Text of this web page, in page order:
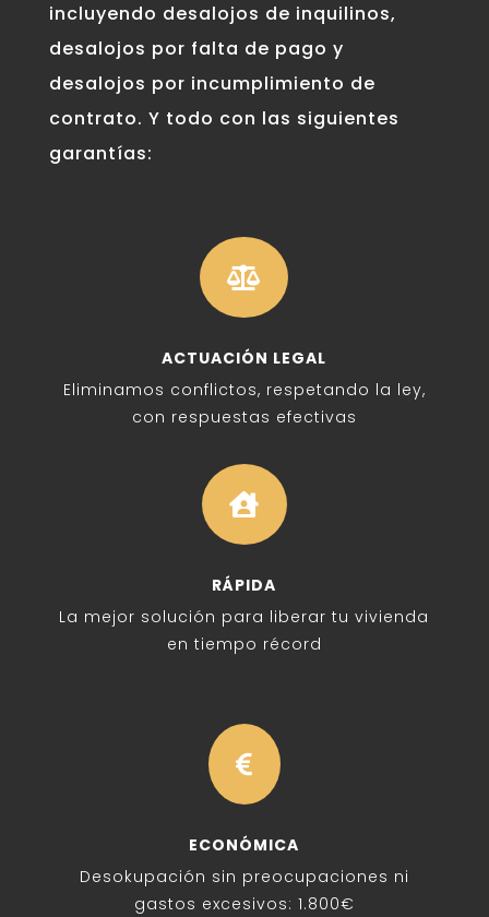
incluyendo desalojos de inquilinos,
desalojos por falta de pago y
desalojos por incumplimiento de
contrato. Y todo con las siguientes
garantías:

ACTUACIÓN LEGAL
Eliminamos conflictos, respetando la ley,
con respuestas efectivas

RÁPIDA
La mejor solución para liberar tu vivienda
en tiempo récord

ECONÓMICA
Desokupación sin preocupaciones ni
gastos excesivos: 1.800€